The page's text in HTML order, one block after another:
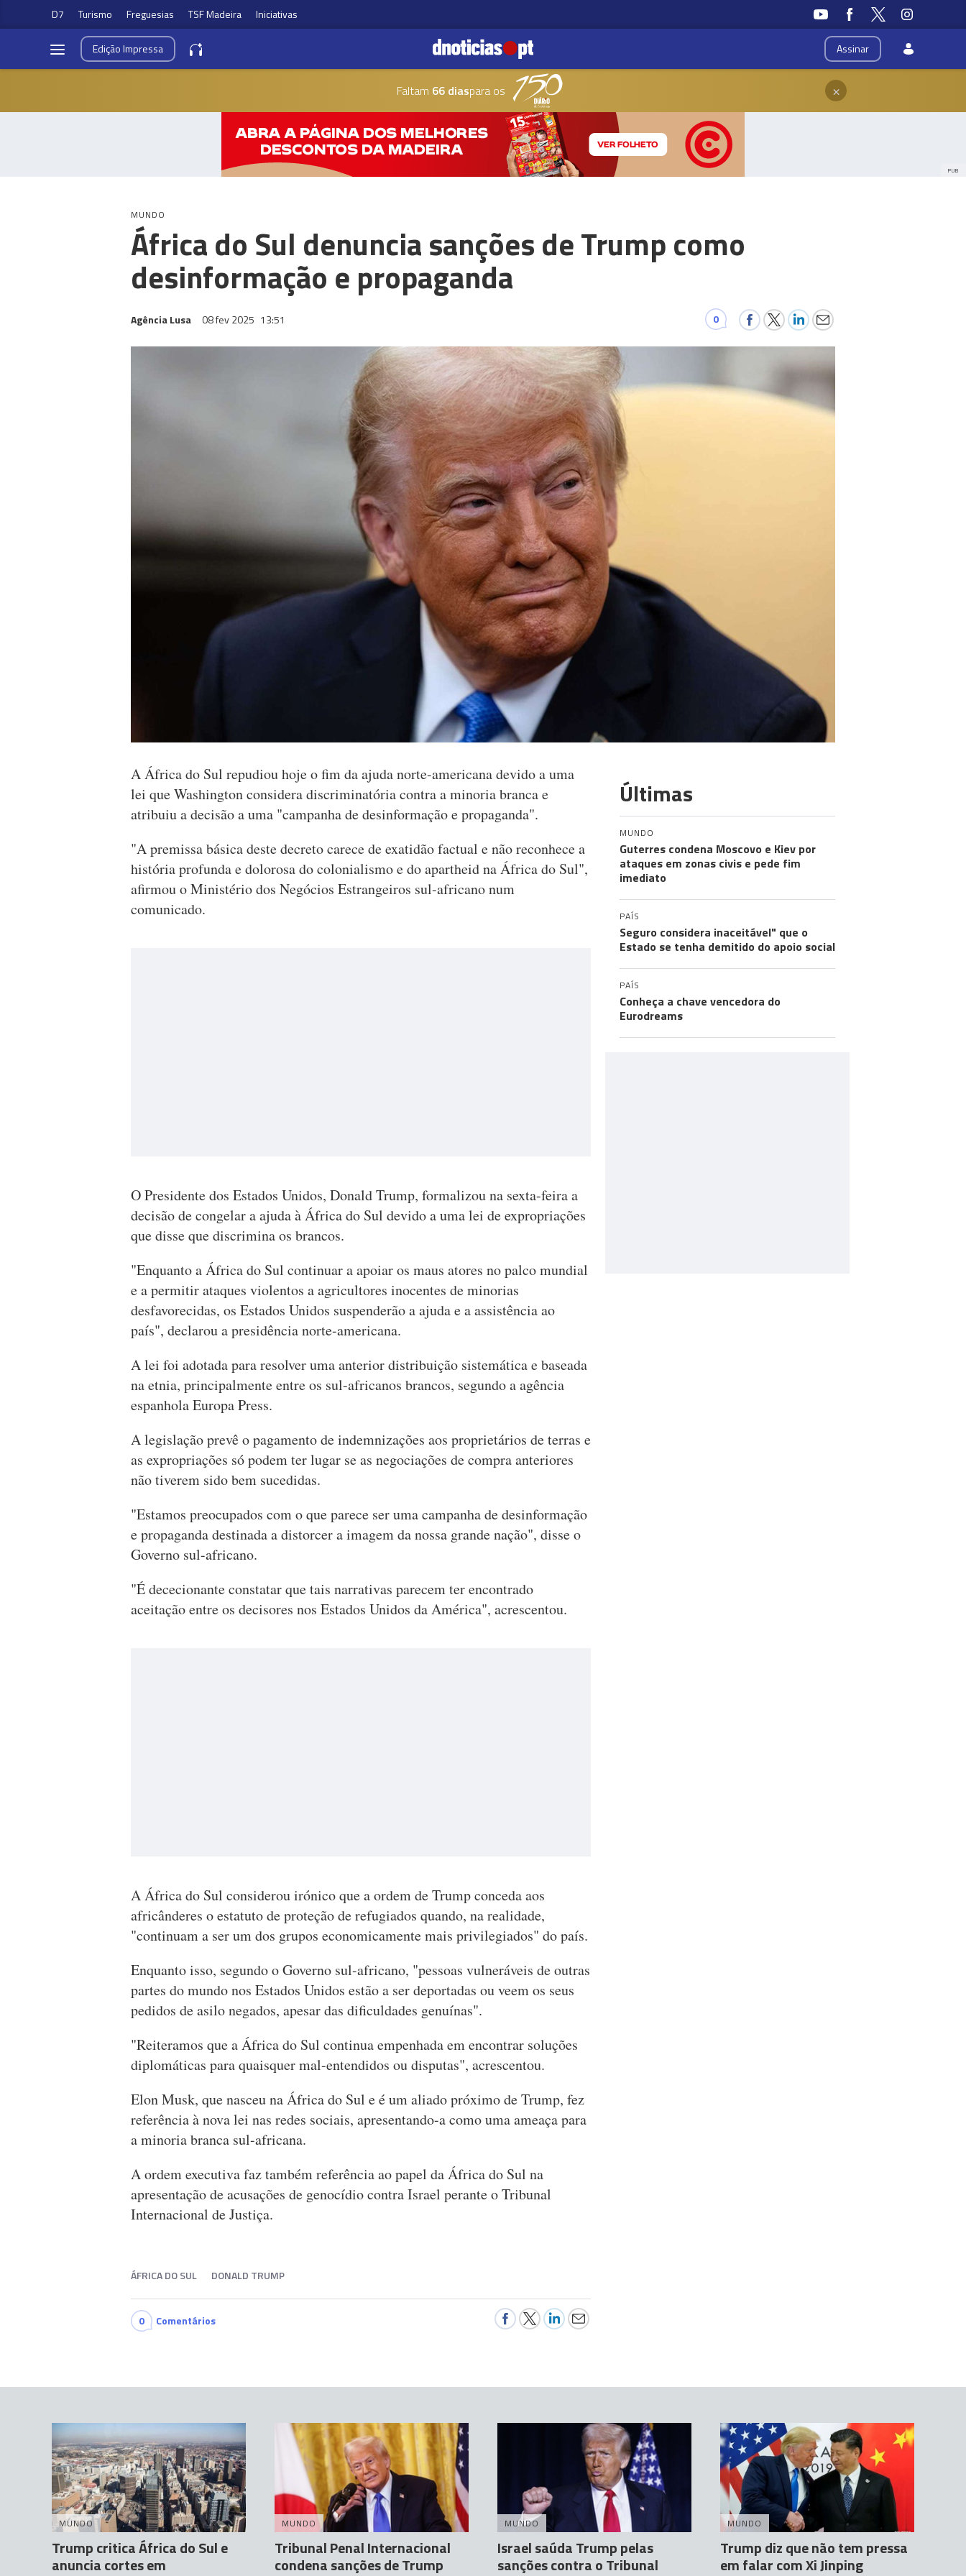
D7 Turismo Freguesias TSF Madeira Iniciativas
Assinar
EdiçãoImpressa
Faltam 66 diaspara os ×
PUB
MUNDO
África do Sul denuncia sanções de Trump como
desinformação e propaganda
Agência Lusa 08 fev 2025 13:51 0
A África do Sul repudiou hoje o fim da ajuda norte-americana devido a uma
lei que Washington considera discriminatória contra a minoria branca e
atribuiu a decisão a uma "campanha de desinformação e propaganda".
"A premissa básica deste decreto carece de exatidão factual e não reconhece a
história profunda e dolorosa do colonialismo e do apartheid na África do Sul",
afirmou o Ministério dos Negócios Estrangeiros sul-africano num
comunicado.
O Presidente dos Estados Unidos, Donald Trump, formalizou na sexta-feira a
decisão de congelar a ajuda à África do Sul devido a uma lei de expropriações
que disse que discrimina os brancos.
"Enquanto a África do Sul continuar a apoiar os maus atores no palco mundial
e a permitir ataques violentos a agricultores inocentes de minorias
desfavorecidas, os Estados Unidos suspenderão a ajuda e a assistência ao
país", declarou a presidência norte-americana.
A lei foi adotada para resolver uma anterior distribuição sistemática e baseada
na etnia, principalmente entre os sul-africanos brancos, segundo a agência
espanhola Europa Press.
A legislação prevê o pagamento de indemnizações aos proprietários de terras e
as expropriações só podem ter lugar se as negociações de compra anteriores
não tiverem sido bem sucedidas.
"Estamos preocupados com o que parece ser uma campanha de desinformação
e propaganda destinada a distorcer a imagem da nossa grande nação", disse o
Governo sul-africano.
"É dececionante constatar que tais narrativas parecem ter encontrado
aceitação entre os decisores nos Estados Unidos da América", acrescentou.
A África do Sul considerou irónico que a ordem de Trump conceda aos
africânderes o estatuto de proteção de refugiados quando, na realidade,
"continuam a ser um dos grupos economicamente mais privilegiados" do país.
Enquanto isso, segundo o Governo sul-africano, "pessoas vulneráveis de outras
partes do mundo nos Estados Unidos estão a ser deportadas ou veem os seus
pedidos de asilo negados, apesar das dificuldades genuínas".
"Reiteramos que a África do Sul continua empenhada em encontrar soluções
diplomáticas para quaisquer mal-entendidos ou disputas", acrescentou.
Elon Musk, que nasceu na África do Sul e é um aliado próximo de Trump, fez
referência à nova lei nas redes sociais, apresentando-a como uma ameaça para
a minoria branca sul-africana.
A ordem executiva faz também referência ao papel da África do Sul na
apresentação de acusações de genocídio contra Israel perante o Tribunal
Internacional de Justiça.
ÁFRICA DO SUL DONALD TRUMP
0 Comentários
Últimas
MUNDO
Guterres condena Moscovo e Kiev por
ataques em zonas civis e pede fim
imediato
PAÍS
Seguro considera inaceitável" que o
Estado se tenha demitido do apoio social
PAÍS
Conheça a chave vencedora do
Eurodreams
MUNDO
Trump critica África do Sul e
anuncia cortes em
MUNDO
Tribunal Penal Internacional
condena sanções de Trump
MUNDO
Israel saúda Trump pelas
sanções contra o Tribunal
MUNDO
Trump diz que não tem pressa
em falar com Xi Jinping